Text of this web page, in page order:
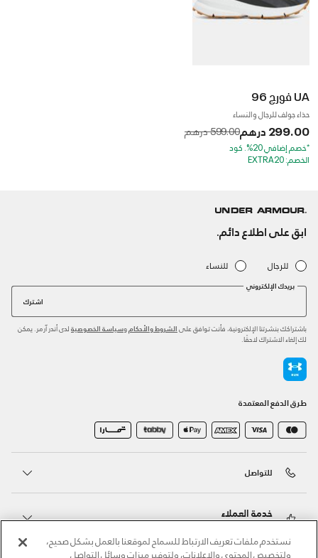
UA فورج 96
حذاء جولف للرجال والنساء
299.00 درهم Price reduced from
599.00 درهم to
*خصم إضافي 20%. كود
الخصم: EXTRA20
ابق على اطلاع دائم.
للرجال للنساء
بريدك الإلكتروني
اشترك
باشتراكك بنشرتنا الإلكترونية، فأنت توافق على الشروط والأحكام وسياسة الخصوصية لدى أندر آرمر. يمكن
لك إلغاء الاشتراك لاحقًا.
طرق الدفع المعتمدة
للتواصل
خدمة العملاء
نستخدم ملفات تعريف الارتباط للسماح لموقعنا بالعمل بشكل صحيح،
ولتخصيص المحتوى والإعلانات، ولتوفير ميزات وسائل التواصل